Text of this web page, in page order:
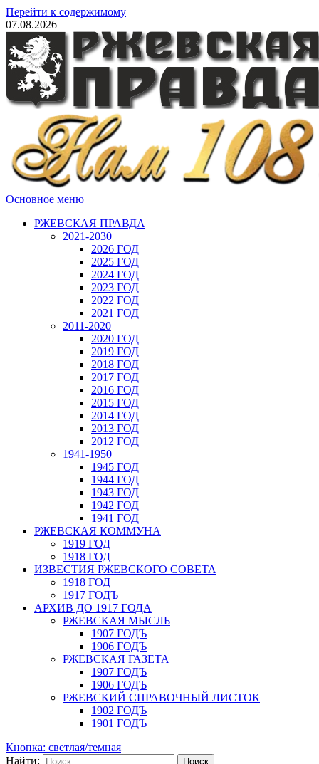
Перейти к содержимому
07.08.2026
Основное меню
РЖЕВСКАЯ ПРАВДА
2021-2030
2026 ГОД
2025 ГОД
2024 ГОД
2023 ГОД
2022 ГОД
2021 ГОД
2011-2020
2020 ГОД
2019 ГОД
2018 ГОД
2017 ГОД
2016 ГОД
2015 ГОД
2014 ГОД
2013 ГОД
2012 ГОД
1941-1950
1945 ГОД
1944 ГОД
1943 ГОД
1942 ГОД
1941 ГОД
РЖЕВСКАЯ КОММУНА
1919 ГОД
1918 ГОД
ИЗВЕСТИЯ РЖЕВСКОГО СОВЕТА
1918 ГОД
1917 ГОДЪ
АРХИВ ДО 1917 ГОДА
РЖЕВСКАЯ МЫСЛЬ
1907 ГОДЪ
1906 ГОДЪ
РЖЕВСКАЯ ГАЗЕТА
1907 ГОДЪ
1906 ГОДЪ
РЖЕВСКИЙ СПРАВОЧНЫЙ ЛИСТОК
1902 ГОДЪ
1901 ГОДЪ
Кнопка: светлая/темная
Найти: